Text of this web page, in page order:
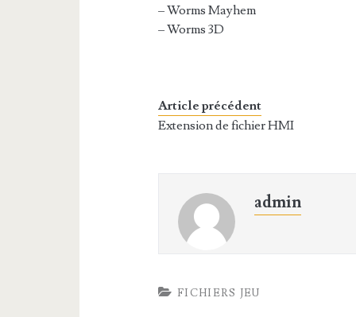
– Worms Mayhem
– Worms 3D
Article précédent
Extension de fichier HMI
admin
FICHIERS JEU